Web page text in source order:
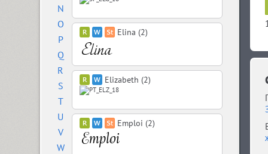
N
O
P
Q
R
S
T
U
V
W
Elina (2)
Elizabeth (2)
Emploi (2)